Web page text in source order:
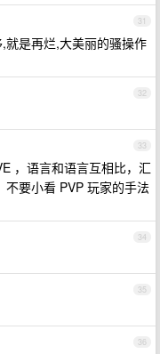
31
就是再烂,大美丽的骚操作
32
33
，语言和语言互相比，汇
要小看 PVP 玩家的手法
34
35
36